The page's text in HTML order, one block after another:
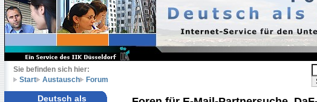
Sie befinden sich hier:
Start
Austausch Forum
Deutsch als